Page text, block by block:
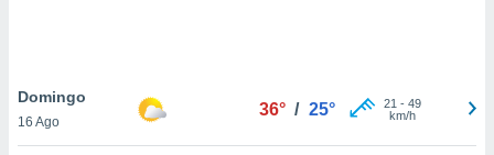
Domingo
16 Ago
36° / 25° 21 - 49
km/h